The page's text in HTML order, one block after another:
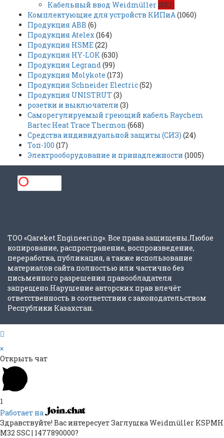
Кабельный ввод Weidmüller(882)
Комплектующие для устройств КИПиА(1060)
Продукция ABB (6)
Продукция Atelex(164)
Продукция HSME(22)
Продукция HY-LOK (630)
Продукция Legrand(99)
Продукция Molykote (173)
Продукция Schneider Electric(52)
Продукция UNISTRUT (3)
розетки и выключатели (3)
Саморегулируемый греющий кабель Raychem
Bartec Heat Trace Thermon (668)
Средства индивидуальной защиты (СИЗ) (24)
Топ-100 (17)
Электрооборудование и принадлежности (1005)
ТОО «Qareket Engineering». Все права защищены.Любое
копирование, распространение, воспроизведение,
переработка, публикация, а также использование
материалов сайта полностью или частично без
письменного разрешения правообладателя
запрещено.Нарушение авторских прав влечёт
ответственность в соответствии с законодательством
Республики Казахстан.
×
Открыть чат
1
Работает на
Здравствуйте! Вас интересует Заглушка Weidmüller KSPMH
M32 SSC | 1477890000?